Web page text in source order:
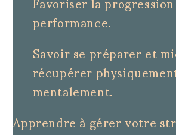
performance.
Savoir se préparer et
récupérer
mentalement.
Apprendre à gérer votre